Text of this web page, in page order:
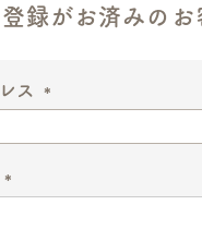
録がお済みのお
ス